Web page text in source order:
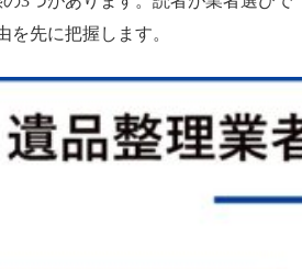
を先に把握します。